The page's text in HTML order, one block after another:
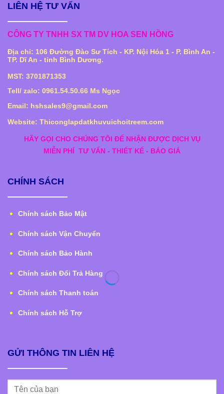
LIÊN HỆ TƯ VẤN
CÔNG TY TNHH SX TM DV HOA SEN HỒNG
Địa chỉ: 106 Đường Đào Sư Tích - KP. Nội Hóa 1 - P. Bình An -
TP. Dĩ An - tỉnh Bình Dương.
MST: 3701871353
Tell/ zalo: 0961.54.50.66 Ms Ngọc
Email: hshsales9@gmail.com
Website: Thiconglapdatkhuvuichoitreem.com
HÃY GỌI CHO CHÚNG TÔI ĐỂ NHẬN ĐƯỢC DỊCH VỤ
MIỄN PHÍ TƯ VẤN - THIẾT KẾ - BÁO GIÁ
CHÍNH SÁCH
Chính sách Bảo Mật
Chính sách Vận Chuyển
Chính sách Bảo Hành
Chính sách Đổi Trả Hàng
Chính sách Thanh toán
Chính sách Hỗ Trợ
GỬI THÔNG TIN LIÊN HỆ